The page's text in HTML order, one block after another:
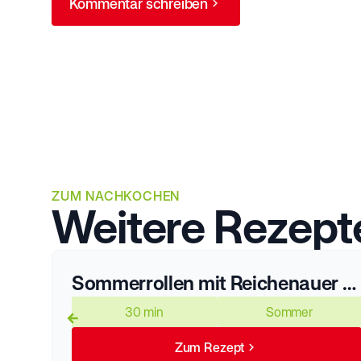
ZUM NACHKOCHEN
Weitere
Sommerrollen mit Reichenauer Gemüse und Lachs
30 min Sommer
Zum Rezept